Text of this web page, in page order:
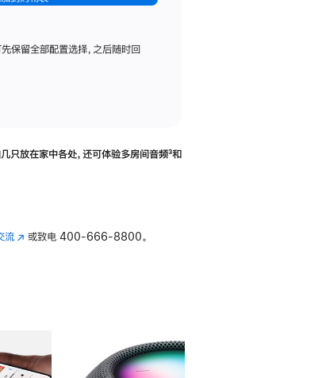
保留全部配置选择，之后随时回
几只放在家中各处，还可体验多‍房‍间音频脚
³和
流(在 或致电 400-666-8800。